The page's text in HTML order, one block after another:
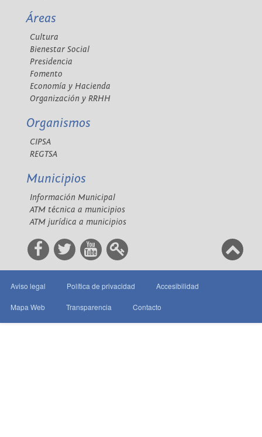
Áreas
Cultura
Bienestar Social
Presidencia
Fomento
Economía y Hacienda
Organización y RRHH
Organismos
CIPSA
REGTSA
Municipios
Información Municipal
ATM técnica a municipios
ATM jurídica a municipios
Aviso legal Política de privacidad Accesibilidad
Mapa Web Transparencia Contacto